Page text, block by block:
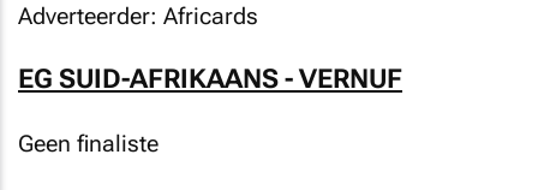
Adverteerder: Africards
EG SUID-AFRIKAANS - VERNUF
Geen finaliste